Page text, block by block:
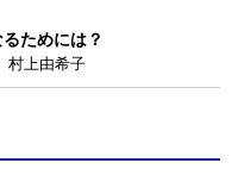
ためには？
上由希子